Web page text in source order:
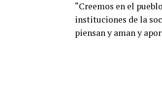
“Creemos en el
instituciones de la
piensan y aman y